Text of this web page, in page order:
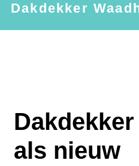
Dakdekker
als nieuw